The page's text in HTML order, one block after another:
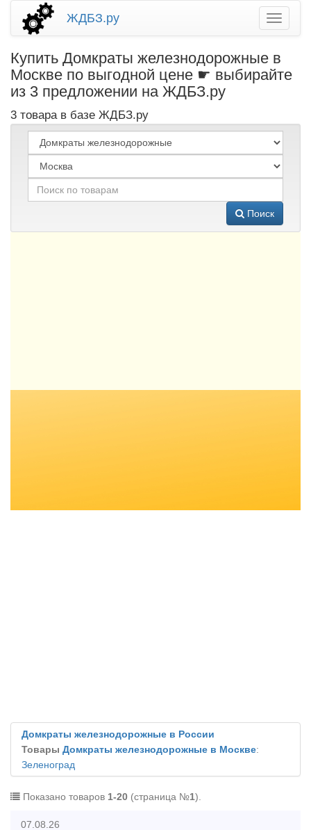
ЖДБЗ.ру
Купить Домкраты железнодорожные в
Москве по выгодной цене ☛ выбирайте
из 3 предложении на ЖДБЗ.ру
3 товара в базе ЖДБЗ.ру
Поиск
Домкраты железнодорожные в России
Товары Домкраты железнодорожные в Москве:
Зеленоград
Показано товаров 1-20 (страница №1).
07.08.26